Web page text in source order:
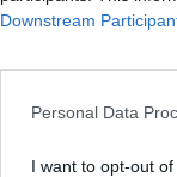
Downstream
Personal Data
I want to opt-out